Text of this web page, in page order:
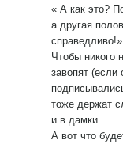
« А как это?
а другая
Чтобы никого
завопят (если
тоже держат
и в дамки.
А вот что